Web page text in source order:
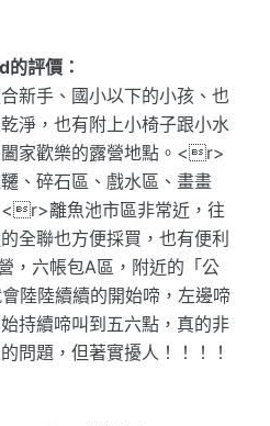
評價：
新手、國小以下的小孩、也
淨，也有附上小椅子跟小水
家歡樂的露營地點。<r>
、碎石區、戲水區、畫畫
離魚池市區非常近，往
全聯也方便採買，也有便利
，六帳包A區，附近的「公
陸陸續續的開始啼，左邊啼
持續啼叫到五六點，真的非
問題，但著實擾人！！！！